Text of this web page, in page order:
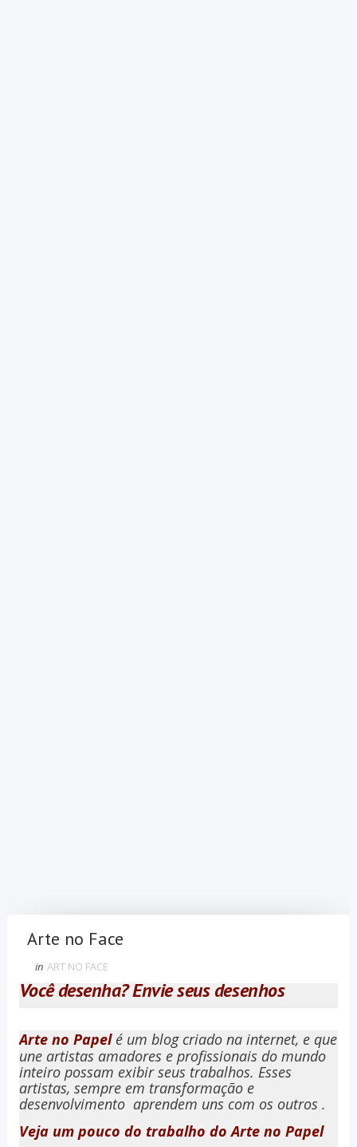
Arte no Face
in ART NO FACE
Você desenha? Envie seus desenhos
Arte no Papelé um blog criado na internet, e que
une artistas amadores e profissionais do mundo
inteiro possam exibir seus trabalhos. Esses
artistas, sempre em transformação e
desenvolvimento aprendem uns com os outros .
Veja um pouco do trabalho do Arte no Papel